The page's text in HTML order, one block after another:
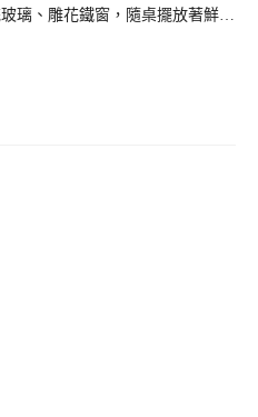
璃、雕花鐵窗，隨桌擺放著鮮…